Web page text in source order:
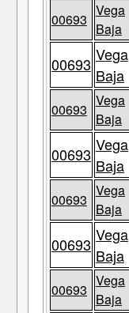
00693
Vega
Baja
00693 Vega
Baja
00693
Vega
Baja
00693 Vega
Baja
00693
Vega
Baja
00693 Vega
Baja
00693
Vega
Baja